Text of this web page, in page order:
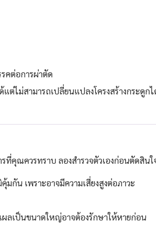
คต่อการผ่าตัด
ต่ไม่สามารถเปลี่ยนแปลงโครงสร้างกระดูก
ที่คุณควรทราบ ลองสำรวจตัวเองก่อนตัดสินใ
มกัน เพราะอาจมีความเสี่ยงสูงต่อภาวะ
ผลเป็นขนาดใหญ่อาจต้องรักษาให้หายก่อน